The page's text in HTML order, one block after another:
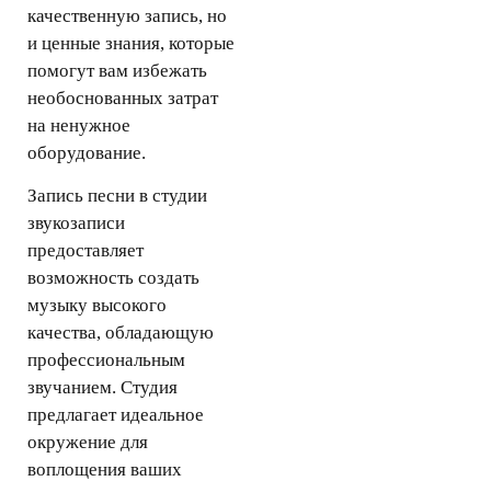
качественную запись, но
и ценные знания, которые
помогут вам избежать
необоснованных затрат
на ненужное
оборудование.
Запись песни в студии
звукозаписи
предоставляет
возможность создать
музыку высокого
качества, обладающую
профессиональным
звучанием. Студия
предлагает идеальное
окружение для
воплощения ваших